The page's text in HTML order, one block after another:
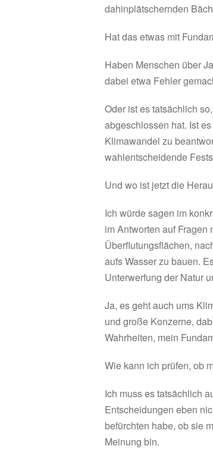
dahinplätschernden
Hat das etwas mit
Haben Menschen über
dabei etwa Fehler
Oder ist es tatsächlich
abgeschlossen hat. Ist
Klimawandel zu
wahlentscheidende
Und wo ist jetzt die
Ich würde sagen im
im Antworten auf
Überflutungsflächen,
aufs Wasser zu bauen.
Unterwerfung der Natur
Ja, es geht auch ums
und große Konzerne,
Wahrheiten, mein
Wie kann ich prüfen, ob
Ich muss es tatsächlich
Entscheidungen eben
befürchten habe, ob sie
Meinung bin.